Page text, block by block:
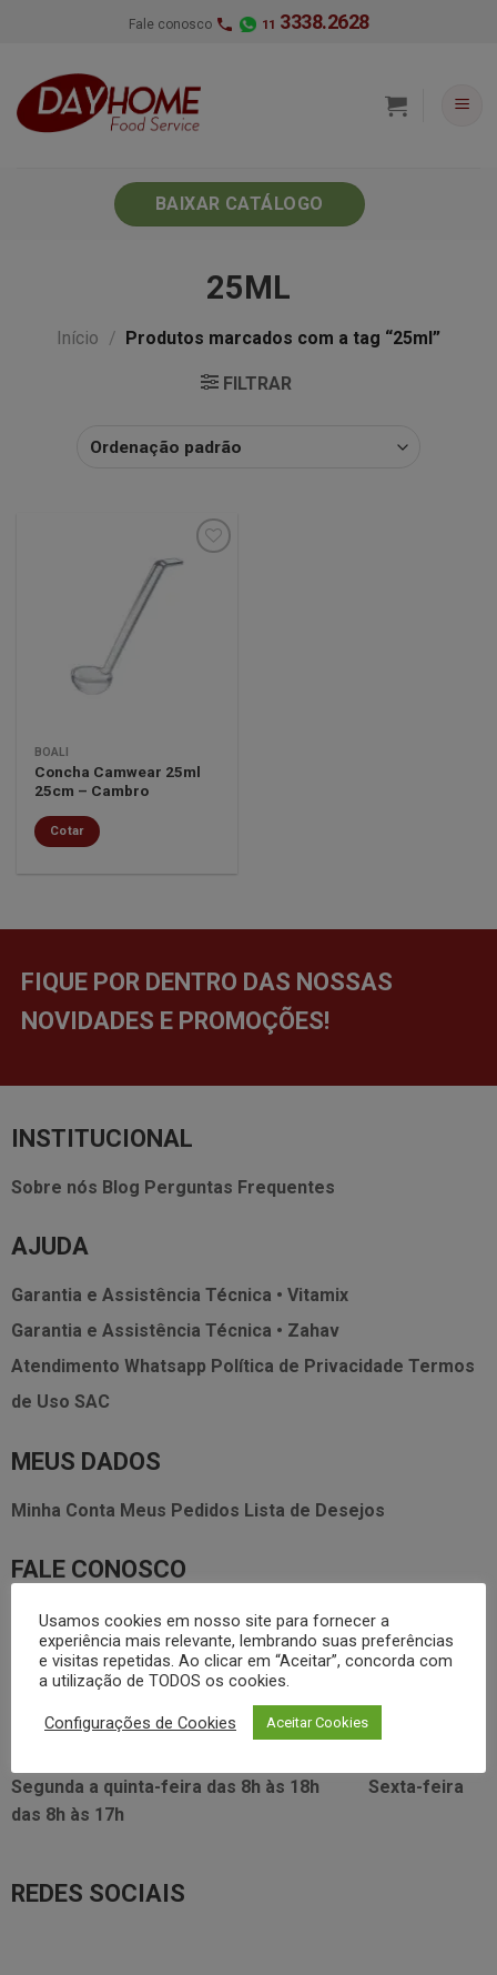
Fale conosco 11 3338.2628
BAIXAR CATÁLOGO
25ML
Início / Produtos marcados com a tag “25ml”
FILTRAR
BOALI
Concha Camwear 25ml
25cm – Cambro
Cotar
FIQUE POR DENTRO DAS NOSSAS
NOVIDADES E PROMOÇÕES!
INSTITUCIONAL
Sobre nós Blog Perguntas Frequentes
AJUDA
Garantia e Assistência Técnica • Vitamix
Garantia e Assistência Técnica • Zahav
Atendimento Whatsapp Política de Privacidade Termos
de Uso SAC
MEUS DADOS
Minha Conta Meus Pedidos Lista de Desejos
FALE CONOSCO
3338.2628
foodservice@dayhome.com.br
Atendimento Whatsapp
VISITE NOSSO SHOWRROM:
Rua Araújo Figueiredo, 96
Segunda a quinta-feira das 8h às 18h
Sexta-feira
das 8h às 17h
REDES SOCIAIS
Usamos cookies em nosso site para fornecer a
experiência mais relevante, lembrando suas preferências
e visitas repetidas. Ao clicar em “Aceitar”, concorda com
a utilização de TODOS os cookies.
Configurações de Cookies Aceitar Cookies